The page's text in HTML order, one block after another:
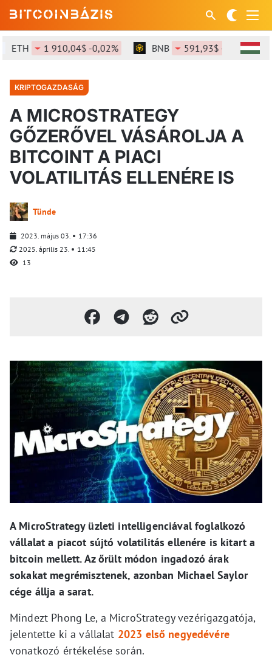
ETH 1 910,04$ -0,02% BNB 591,93$ -0,09%
KRIPTOGAZDASÁG
A MICROSTRATEGY
GŐZERŐVEL VÁSÁROLJA A
BITCOINT A PIACI
VOLATILITÁS ELLENÉRE IS
Tünde
2023. május 03.
17:36
2025. április 23.
11:45
13
A MicroStrategy üzleti intelligenciával foglalkozó
vállalat a piacot sújtó volatilitás ellenére is kitart a
bitcoin mellett. Az őrült módon ingadozó árak
sokakat megrémisztenek, azonban Michael Saylor
cége állja a sarat.
Mindezt Phong Le, a MicroStrategy vezérigazgatója,
jelentette ki a vállalat 2023 első negyedévére
vonatkozó értékelése során.